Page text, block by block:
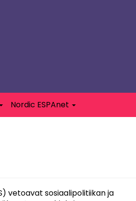
Nordic ESPAnet
vetoavat sosiaalipolitiikan ja